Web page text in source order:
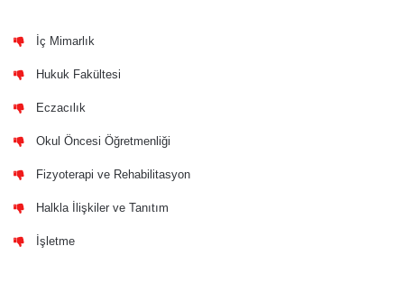
İç Mimarlık
Hukuk Fakültesi
Eczacılık
Okul Öncesi Öğretmenliği
Fizyoterapi ve Rehabilitasyon
Halkla İlişkiler ve Tanıtım
İşletme